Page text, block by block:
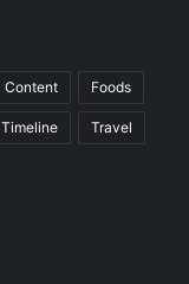
Content Foods
Timeline Travel